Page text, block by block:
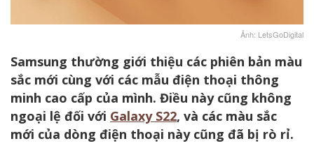
Ảnh: LetsGoDigital
Samsung thường giới thiệu các phiên bản màu
sắc mới cùng với các mẫu điện thoại thông
minh cao cấp của mình. Điều này cũng không
ngoại lệ đối với Galaxy S22, và các màu sắc
mới của dòng điện thoại này cũng đã bị rò rỉ.